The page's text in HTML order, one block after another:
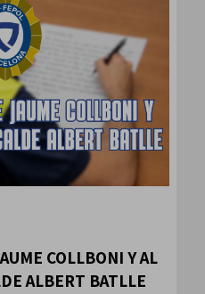
COLLBONI Y AL
ALBERT BATLLE